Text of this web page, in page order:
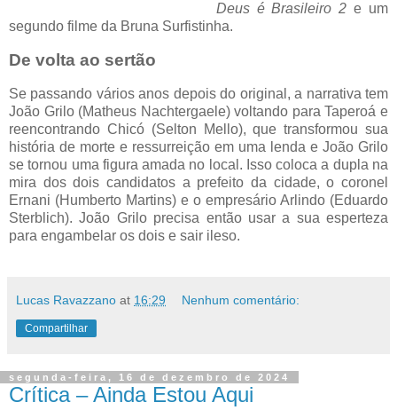
Deus é Brasileiro 2e um
segundo filme da Bruna Surfistinha.
De volta ao sertão
Se passando vários anos depois do original, a narrativa tem
João Grilo (Matheus Nachtergaele) voltando para Taperoá e
reencontrando Chicó (Selton Mello), que transformou sua
história de morte e ressurreição em uma lenda e João Grilo
se tornou uma figura amada no local. Isso coloca a dupla na
mira dos dois candidatos a prefeito da cidade, o coronel
Ernani (Humberto Martins) e o empresário Arlindo (Eduardo
Sterblich). João Grilo precisa então usar a sua esperteza
para engambelar os dois e sair ileso.
Lucas Ravazzano at 16:29 Nenhum comentário:
Compartilhar
segunda-feira, 16 de dezembro de 2024
Crítica – Ainda Estou Aqui